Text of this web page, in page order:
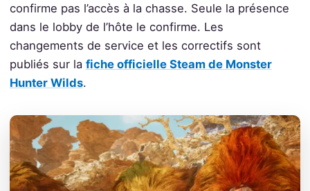
confirme pas l’accès à la chasse. Seule la présence
dans le lobby de l’hôte le confirme. Les
changements de service et les correctifs sont
publiés sur la fiche officielle Steam de Monster
Hunter Wilds.